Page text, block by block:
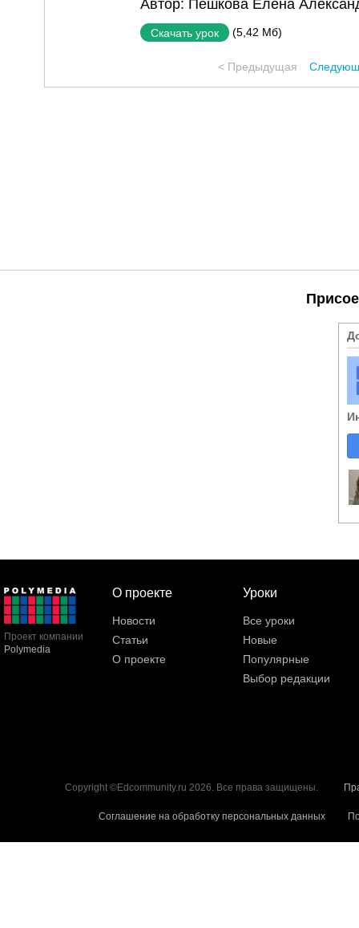
Автор: Пешкова Елена
Скачать урок (5,42 Мб)
< Предыдущая
Проект компании
Polymedia
О проекте
Новости
Статьи
О проекте
Уроки
Все уроки
Новые
Популярные
Выбор редакции
Copyright ©Edcommunity.ru 2026. Все права защищены.
Соглашение на обработку персональных данных